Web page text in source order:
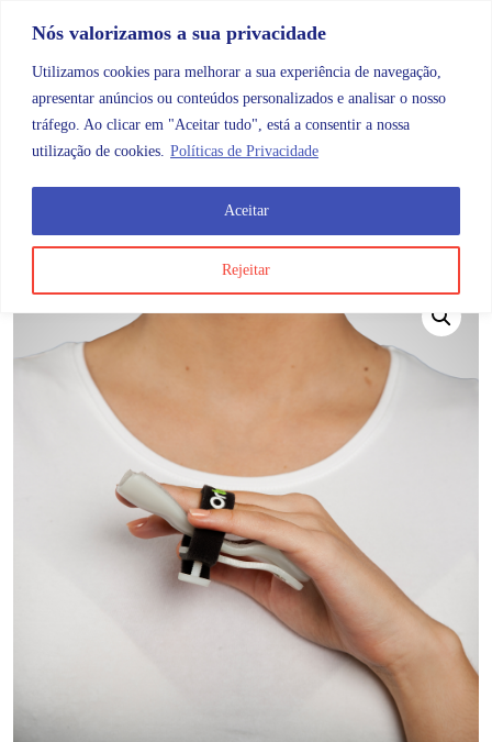
Nós valorizamos a sua privacidade
Utilizamos cookies para melhorar a sua experiência de navegação,
apresentar anúncios ou conteúdos personalizados e analisar o nosso
tráfego. Ao clicar em "Aceitar tudo", está a consentir a nossa
utilização de cookies. Políticas de Privacidade
Rejeitar
Aceitar
Categorias
If050